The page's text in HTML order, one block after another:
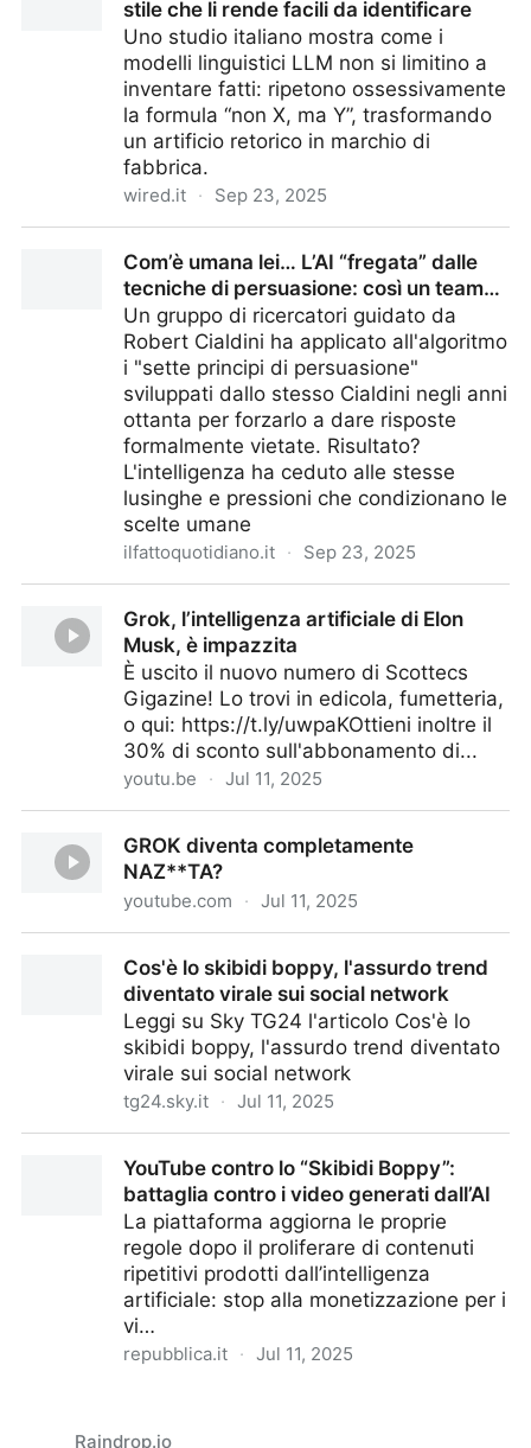
stile che li rende facili da identificare
Uno studio italiano mostra come i
modelli linguistici LLM non si limitino a
inventare fatti: ripetono ossessivamente
la formula “non X, ma Y”, trasformando
un artificio retorico in marchio di
fabbrica.
wired.it · Sep 23, 2025
rende facili da identificare
Com’è umana lei… L’AI “fregata” dalle
tecniche di persuasione: così un team…
Un gruppo di ricercatori guidato da
Robert Cialdini ha applicato all'algoritmo
i "sette principi di persuasione"
sviluppati dallo stesso Cialdini negli anni
ottanta per forzarlo a dare risposte
formalmente vietate. Risultato?
L'intelligenza ha ceduto alle stesse
lusinghe e pressioni che condizionano le
scelte umane
ilfattoquotidiano.it · Sep 23, 2025
persuasione: così un team…
Grok, l’intelligenza artificiale di Elon
Musk, è impazzita
È uscito il nuovo numero di Scottecs
Gigazine! Lo trovi in edicola, fumetteria,
o qui: https://t.ly/uwpaKOttieni inoltre il
30% di sconto sull'abbonamento di...
youtu.be · Jul 11, 2025
impazzita
GROK diventa completamente
NAZ**TA?
youtube.com · Jul 11, 2025
Cos'è lo skibidi boppy, l'assurdo trend
diventato virale sui social network
Leggi su Sky TG24 l'articolo Cos'è lo
skibidi boppy, l'assurdo trend diventato
virale sui social network
tg24.sky.it · Jul 11, 2025
virale sui social network
YouTube contro lo “Skibidi Boppy”:
battaglia contro i video generati dall’AI
La piattaforma aggiorna le proprie
regole dopo il proliferare di contenuti
ripetitivi prodotti dall’intelligenza
artificiale: stop alla monetizzazione per i
vi…
repubblica.it · Jul 11, 2025
Raindrop.io